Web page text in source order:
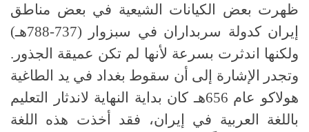
ظهرت بعض الكيانات الشيعية في بعض مناطق
إيران كدولة سربداران في سبزوار (737-788هـ)
ولكنها اندثرت بسرعة لأنها لم تكن عميقة الجذور.
وتجدر الإشارة إلى أن سقوط بغداد في يد الطاغية
هولاكو عام 656هـ كان بداية النهاية لاندثار التعليم
باللغة العربية في إيران، فقد أخذت هذه اللغة